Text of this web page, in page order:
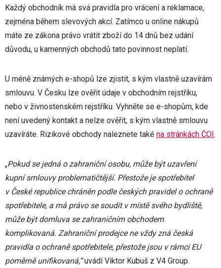
Každý obchodník má svá pravidla pro vrácení a reklamace,
zejména během slevových akcí. Zatímco u online nákupů
máte ze zákona právo vrátit zboží do 14 dnů bez udání
důvodu, u kamenných obchodů tato povinnost neplatí.
U méně známých e-shopů lze zjistit, s kým vlastně uzavírám
smlouvu. V Česku lze ověřit údaje v obchodním rejstříku,
nebo v živnostenském rejstříku. Vyhněte se e-shopům, kde
není uvedený kontakt a nelze ověřit, s kým vlastně smlouvu
uzavíráte. Rizikové obchody naleznete také na stránkách ČOI.
„Pokud se jedná o zahraniční osobu, může být uzavření
kupní smlouvy problematičtější. Přestože je spotřebitel
v České republice chráněn podle českých pravidel o ochraně
spotřebitele, a má právo se soudit v místě svého bydliště,
může být domluva se zahraničním obchodem
komplikovaná. Zahraniční prodejce ne vždy zná česká
pravidla o ochraně spotřebitele, přestože jsou v rámci EU
poměrně unifikovaná,“uvádí Viktor Kubuš z V4 Group.